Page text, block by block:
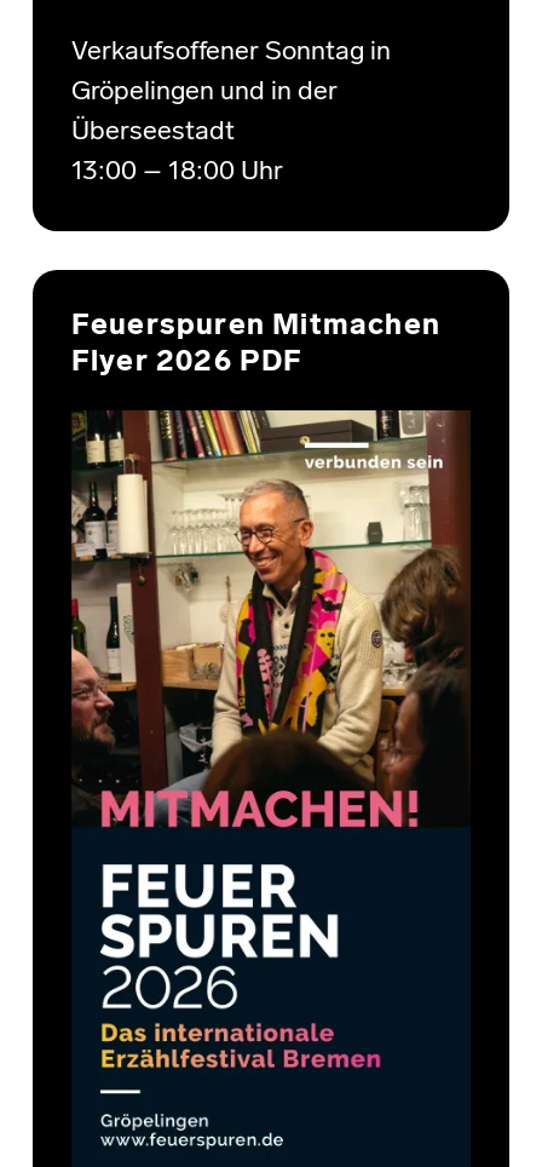
Verkaufsoffener Sonntag in
Gröpelingen und in der
Überseestadt
13:00 – 18:00 Uhr
Feuerspuren Mitmachen
Flyer 2026 PDF